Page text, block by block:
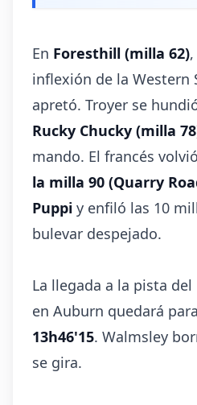
En Foresthill (milla 62)
inflexión de la Western
apretó. Troyer se
Rucky Chucky (milla
mando. El francés
la milla 90 (Quarry
Puppi y enfiló las 10
bulevar despejado.
La llegada a la pista del
en Auburn quedará
13h46'15. Walmsley
se gira.